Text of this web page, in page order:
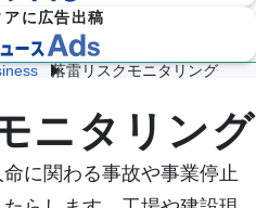
施
設・
工場
気象
気象
（自
治体
防
災）
気象データをAPIで
に広告出稿
落雷リスクモニタリング
ニタリング
に関わる事故や事業停止